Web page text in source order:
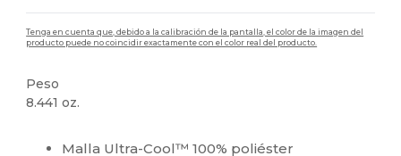
Tenga en cuenta que, debido a la calibración de la pantalla, el color de la imagen del
producto puede no coincidir exactamente con el color real del producto.
Peso
8.441 oz.
Malla Ultra-Cool™ 100% poliéster